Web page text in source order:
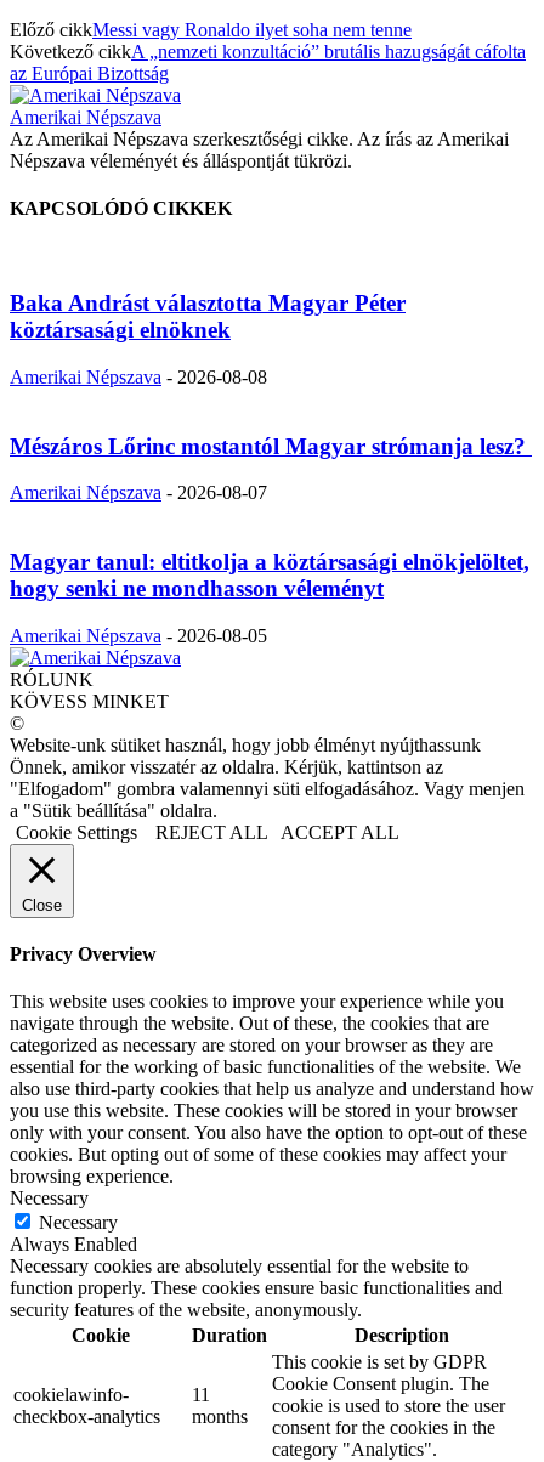
Előző cikkMessi vagy Ronaldo ilyet soha nem tenne
Következő cikkA „nemzeti konzultáció” brutális hazugságát cáfolta
az Európai Bizottság
Amerikai Népszava
Az Amerikai Népszava szerkesztőségi cikke. Az írás az Amerikai
Népszava véleményét és álláspontját tükrözi.
KAPCSOLÓDÓ CIKKEK
Baka Andrást választotta Magyar Péter
köztársasági elnöknek
Amerikai Népszava - 2026-08-08
Mészáros Lőrinc mostantól Magyar strómanja lesz?
Amerikai Népszava - 2026-08-07
Magyar tanul: eltitkolja a köztársasági elnökjelöltet,
hogy senki ne mondhasson véleményt
Amerikai Népszava - 2026-08-05
RÓLUNK
KÖVESS MINKET
©
Website-unk sütiket használ, hogy jobb élményt nyújthassunk
Önnek, amikor visszatér az oldalra. Kérjük, kattintson az
"Elfogadom" gombra valamennyi süti elfogadásához. Vagy menjen
a "Sütik beállítása" oldalra.
Cookie Settings
REJECT ALL ACCEPT ALL
Close
Privacy Overview
This website uses cookies to improve your experience while you
navigate through the website. Out of these, the cookies that are
categorized as necessary are stored on your browser as they are
essential for the working of basic functionalities of the website. We
also use third-party cookies that help us analyze and understand how
you use this website. These cookies will be stored in your browser
only with your consent. You also have the option to opt-out of these
cookies. But opting out of some of these cookies may affect your
browsing experience.
Necessary
Necessary
Always Enabled
Necessary cookies are absolutely essential for the website to
function properly. These cookies ensure basic functionalities and
security features of the website, anonymously.
Cookie
Duration Description
cookielawinfo-
checkbox-analytics
11
months
This cookie is set by GDPR
Cookie Consent plugin. The
cookie is used to store the user
consent for the cookies in the
category "Analytics".